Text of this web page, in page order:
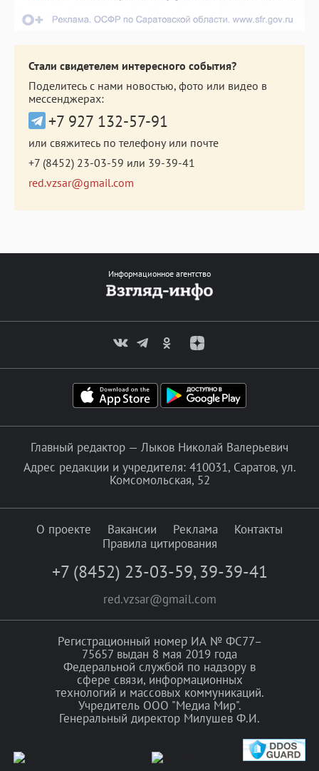
Стали свидетелем интересного события?
Поделитесь с нами новостью, фото или видео в
мессенджерах:
+7 927 132-57-91
или свяжитесь по телефону или почте
+7 (8452) 23-03-59 или 39-39-41
red.vzsar@gmail.com
Информационное агентство
Главный редактор — Лыков Николай Валерьевич
Адрес редакции и учредителя: 410031, Саратов, ул.
Комсомольская, 52
О проекте Вакансии Реклама
Контакты
Правила цитирования
+7 (8452) 23-03-59, 39-39-41
red.vzsar@gmail.com
Регистрационный номер ИА № ФС77–
75657 выдан 8 мая 2019 года
Федеральной службой по надзору в
сфере связи, информационных
технологий и массовых коммуникаций.
Учредитель ООО "Медиа Мир".
Генеральный директор Милушев Ф.И.